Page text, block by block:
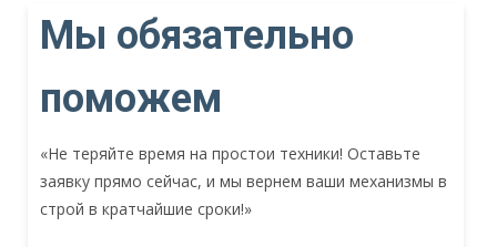
Мы обязательно
поможем
«Не теряйте время на простои техники! Оставьте
заявку прямо сейчас, и мы вернем ваши механизмы в
строй в кратчайшие сроки!»